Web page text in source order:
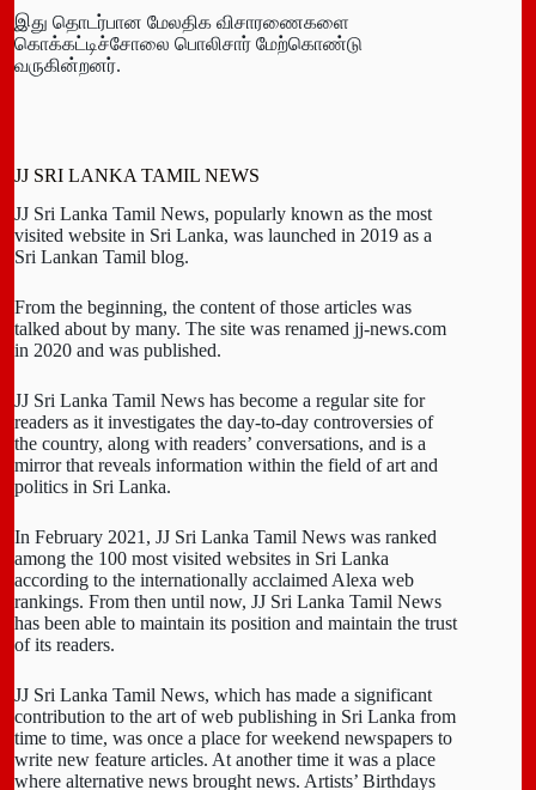
இது தொடர்பான மேலதிக விசாரணைகளை
கொக்கட்டிச்சோலை பொலிசார் மேற்கொண்டு
வருகின்றனர்.
JJ SRI LANKA TAMIL NEWS
JJ Sri Lanka Tamil News, popularly known as the most
visited website in Sri Lanka, was launched in 2019 as a
Sri Lankan Tamil blog.
From the beginning, the content of those articles was
talked about by many. The site was renamed jj-news.com
in 2020 and was published.
JJ Sri Lanka Tamil News has become a regular site for
readers as it investigates the day-to-day controversies of
the country, along with readers’ conversations, and is a
mirror that reveals information within the field of art and
politics in Sri Lanka.
In February 2021, JJ Sri Lanka Tamil News was ranked
among the 100 most visited websites in Sri Lanka
according to the internationally acclaimed Alexa web
rankings. From then until now, JJ Sri Lanka Tamil News
has been able to maintain its position and maintain the trust
of its readers.
JJ Sri Lanka Tamil News, which has made a significant
contribution to the art of web publishing in Sri Lanka from
time to time, was once a place for weekend newspapers to
write new feature articles. At another time it was a place
where alternative news brought news. Artists’ Birthdays